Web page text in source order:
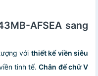
AFSEA sang
với thiết kế viền siêu
tinh tế.Chân đế chữ V